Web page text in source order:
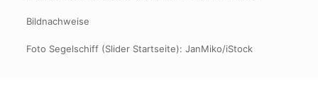
Bildnachweise
Foto Segelschiff (Slider Startseite): JanMiko/iStock